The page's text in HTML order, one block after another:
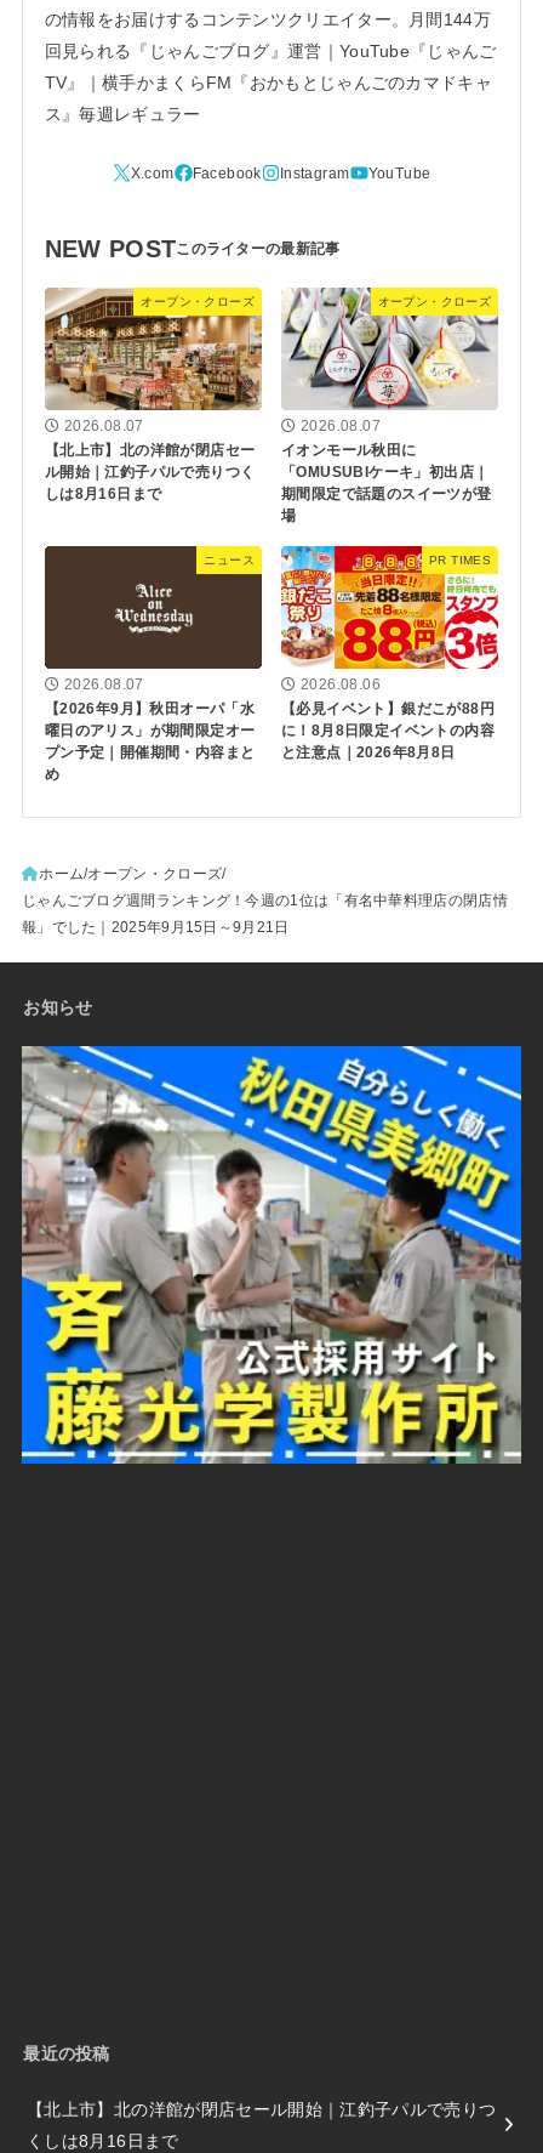
の情報をお届けするコンテンツクリエイター。月間144万
回見られる『じゃんごブログ』運営｜YouTube『じゃんご
TV』｜横手かまくらFM『おかもとじゃんごのカマドキャ
ス』毎週レギュラー
NEW POST
オープン・クローズ
2026.08.07
【北上市】北の洋館が閉店セー
ル開始｜江釣子パルで売りつく
しは8月16日まで
オープン・クローズ
2026.08.07
イオンモール秋田に
「OMUSUBIケーキ」初出店｜
期間限定で話題のスイーツが登
場
ニュース
2026.08.07
【2026年9月】秋田オーパ「水
曜日のアリス」が期間限定オー
プン予定｜開催期間・内容まと
め
PR TIMES
2026.08.06
【必見イベント】銀だこが88円
に！8月8日限定イベントの内容
と注意点｜2026年8月8日
ホーム オープン・クローズ
じゃんごブログ週間ランキング！今週の1位は「有名中華料理店の閉店情
報」でした｜2025年9月15日～9月21日
お知らせ
最近の投稿
【北上市】北の洋館が閉店セール開始｜江釣子パルで売りつ
くしは8月16日まで